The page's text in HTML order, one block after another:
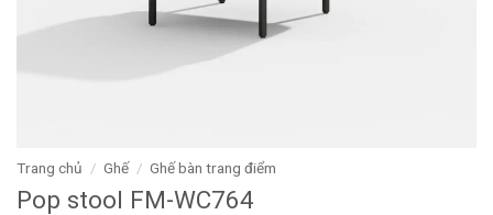
Trang chủ / Ghế / Ghế bàn trang điểm
Pop stool FM-WC764